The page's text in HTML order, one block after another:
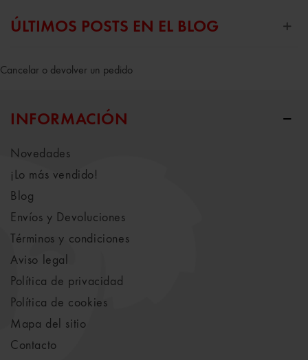
ÚLTIMOS POSTS EN EL BLOG
Cancelar o devolver un pedido
INFORMACIÓN
Novedades
¡Lo más vendido!
Blog
Envíos y Devoluciones
Términos y condiciones
Aviso legal
Política de privacidad
Política de cookies
Mapa del sitio
Contacto